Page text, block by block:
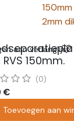
150mm
2mm
150mm.
(0)
€
Toevoegen aan
aan verlanglijst